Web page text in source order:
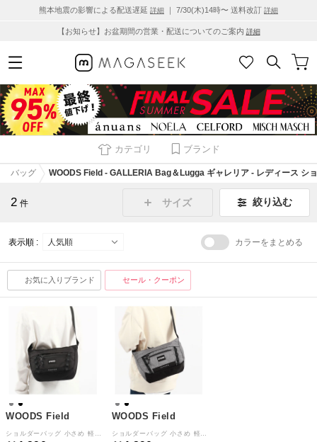
熊本地震の影響による配送遅延 詳細 ｜ 7/30(木)14時〜 送料改訂 詳細
【お知らせ】お盆期間の営業・配送についてのご案内 詳細
カテゴリ ブランド
バッグ WOODS Field - GALLERIA Bag＆Lugga ギャレリア - レディース シ
2 件 サイズ 絞り込む
表示順 : カラーをまとめる
お気に入りブランド セール・クーポン
WOODS Field WOODS Field